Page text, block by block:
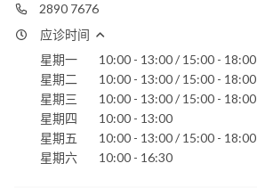
香港浸信会医院
明德国际医院
2890 7676
应诊时间
星期一
10:00 - 13:00 / 15:00 - 18:00
星期二
10:00 - 13:00 / 15:00 - 18:00
星期三
10:00 - 13:00 / 15:00 - 18:00
星期四
10:00 - 13:00
星期五
10:00 - 13:00 / 15:00 - 18:00
星期六
10:00 - 16:30